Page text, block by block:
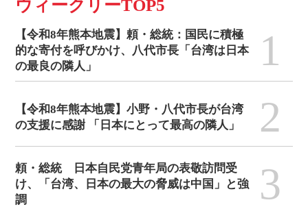
ウィークリーTOP5
【令和8年熊本地震】頼・総統：国民に積極
的な寄付を呼びかけ、八代市長「台湾は日本
の最良の隣人」
1
【令和8年熊本地震】小野・八代市長が台湾
の支援に感謝 「日本にとって最高の隣人」
2
頼・総統 日本自民党青年局の表敬訪問受
け、「台湾、日本の最大の脅威は中国」と強
調
3